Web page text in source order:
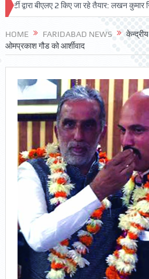
बीएलए 2 किए जा रहे तैयार: लखन कुमार सिंगला
HOME FARIDABAD NEWS
ओमप्रकाश गौड को आर्शीवाद